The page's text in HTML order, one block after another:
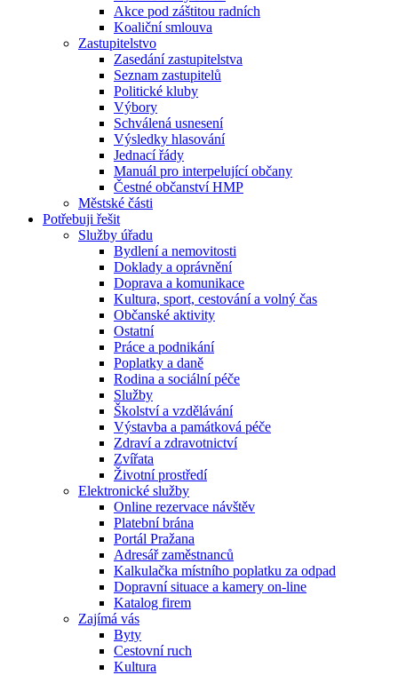
Akce pod záštitou radních
Koaliční smlouva
Zastupitelstvo
Zasedání zastupitelstva
Seznam zastupitelů
Politické kluby
Výbory
Schválená usnesení
Výsledky hlasování
Jednací řády
Manuál pro interpelující občany
Čestné občanství HMP
Městské části
Potřebuji řešit
Služby úřadu
Bydlení a nemovitosti
Doklady a oprávnění
Doprava a komunikace
Kultura, sport, cestování a volný čas
Občanské aktivity
Ostatní
Práce a podnikání
Poplatky a daně
Rodina a sociální péče
Služby
Školství a vzdělávání
Výstavba a památková péče
Zdraví a zdravotnictví
Zvířata
Životní prostředí
Elektronické služby
Online rezervace návštěv
Platební brána
Portál Pražana
Adresář zaměstnanců
Kalkulačka místního poplatku za odpad
Dopravní situace a kamery on-line
Katalog firem
Zajímá vás
Byty
Cestovní ruch
Kultura